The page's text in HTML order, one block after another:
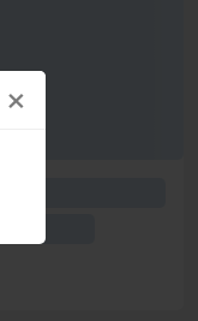
×